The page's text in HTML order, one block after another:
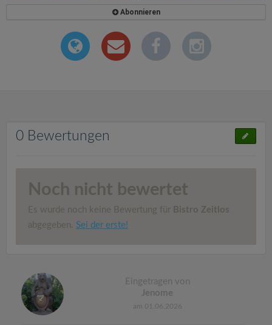
Abonnieren
0 Bewertungen
Noch nicht bewertet
Es wurde noch keine Bewertung für Bistro Zeitlos
abgegeben. Sei der erste!
Eingetragen von
Jenome
am 01.06.2026